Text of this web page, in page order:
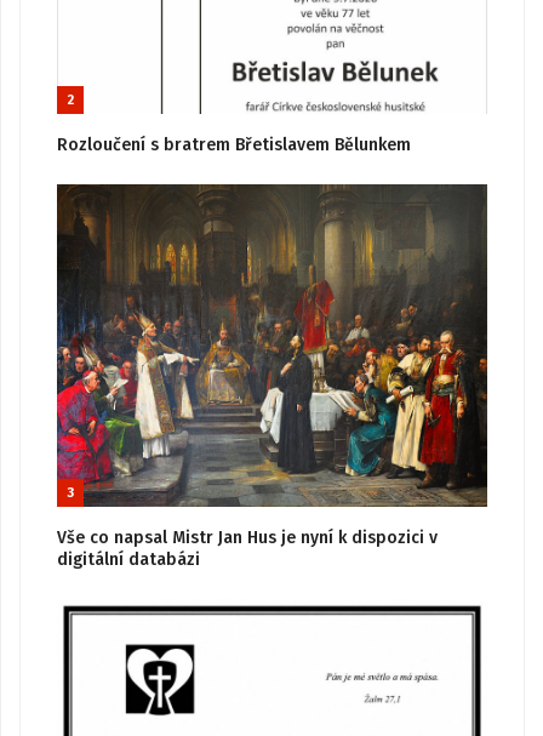
2
Rozloučení s bratrem Břetislavem Bělunkem
3
Vše co napsal Mistr Jan Hus je nyní k dispozici v
digitální databázi